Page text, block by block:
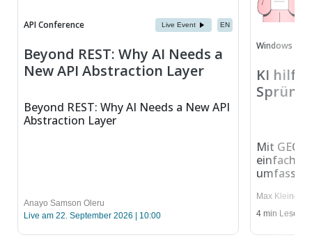
API Conference Live Event EN
Beyond REST: Why AI Needs a
New API Abstraction Layer
Beyond REST: Why AI Needs a New API
Abstraction Layer
Anayo Samson Oleru
Live am 22. September 2026 | 10:00
Windows
KI hilft
Mit GEO
Max Kleiner
4 min